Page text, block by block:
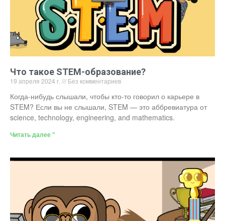
Что такое STEM-образование?
19 апреля 2024 г. Без комментариев
Когда-нибудь слышали, чтобы кто-то говорил о карьере в
STEM? Если вы не слышали, STEM — это аббревиатура от
science, technology, engineering, and mathematics.
Читать далее "